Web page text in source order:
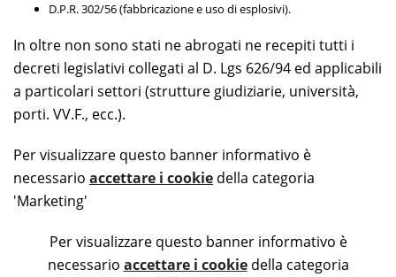
D.P.R. 302/56 (fabbricazione e uso di esplosivi).
In oltre non sono stati ne abrogati ne recepiti tutti i
decreti legislativi collegati al D. Lgs 626/94 ed applicabili
a particolari settori (strutture giudiziarie, università,
porti. VV.F., ecc.).
Per visualizzare questo banner informativo è
necessario accettare i cookie della categoria
'Marketing'
Per visualizzare questo banner informativo è
necessario accettare i cookiedella categoria